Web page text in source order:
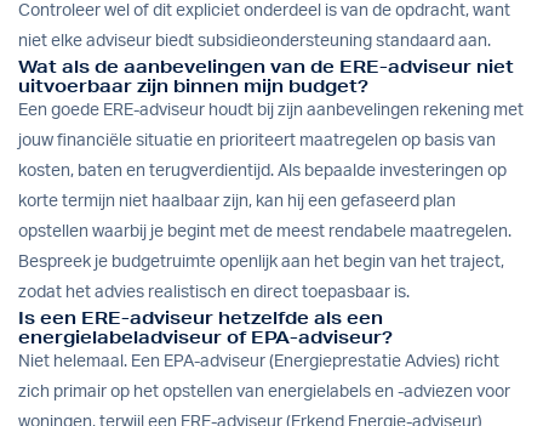
Controleer wel of dit expliciet onderdeel is van de opdracht, want
niet elke adviseur biedt subsidieondersteuning standaard aan.
Wat als de aanbevelingen van de ERE-adviseur niet
uitvoerbaar zijn binnen mijn budget?
Een goede ERE-adviseur houdt bij zijn aanbevelingen rekening met
jouw financiële situatie en prioriteert maatregelen op basis van
kosten, baten en terugverdientijd. Als bepaalde investeringen op
korte termijn niet haalbaar zijn, kan hij een gefaseerd plan
opstellen waarbij je begint met de meest rendabele maatregelen.
Bespreek je budgetruimte openlijk aan het begin van het traject,
zodat het advies realistisch en direct toepasbaar is.
Is een ERE-adviseur hetzelfde als een
energielabeladviseur of EPA-adviseur?
Niet helemaal. Een EPA-adviseur (Energieprestatie Advies) richt
zich primair op het opstellen van energielabels en -adviezen voor
woningen, terwijl een ERE-adviseur (Erkend Energie-adviseur)